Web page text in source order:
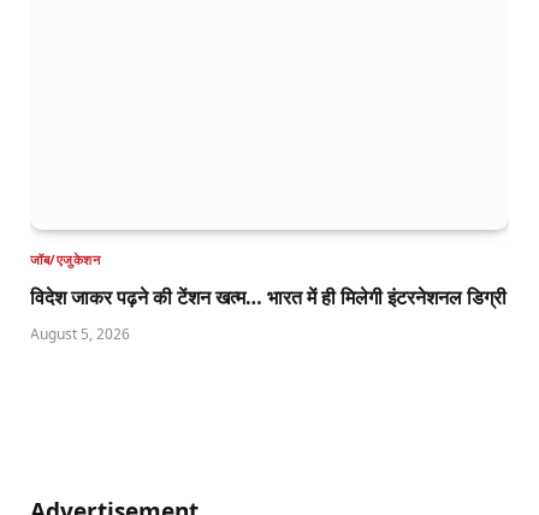
जॉब/एजुकेशन
विदेश जाकर पढ़ने की टेंशन खत्म… भारत में ही मिलेगी इंटरनेशनल डिग्री
August 5, 2026